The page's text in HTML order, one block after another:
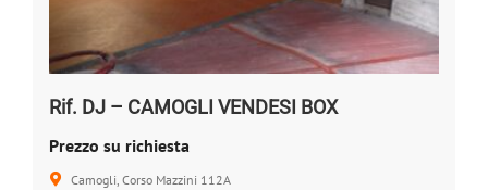
Rif. DJ – CAMOGLI VENDESI BOX
Prezzo su richiesta
Camogli, Corso Mazzini 112A